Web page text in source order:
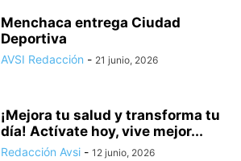
Menchaca entrega Ciudad
Deportiva
AVSI Redacción - 21 junio, 2026
¡Mejora tu salud y transforma tu
día! Actívate hoy, vive mejor...
Redacción Avsi - 12 junio, 2026